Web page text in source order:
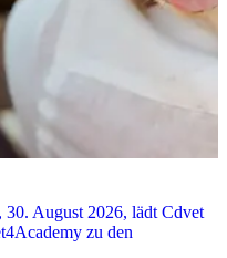
30. August 2026, lädt Cdvet
zu den